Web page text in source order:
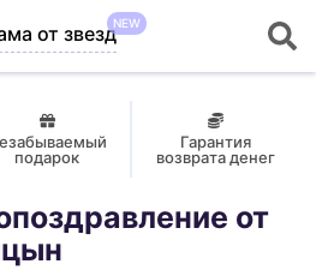
от звездNEW
подарок
Гарантия
возврата денег
от